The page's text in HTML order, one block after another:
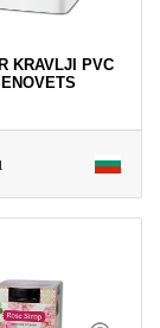
KRAVLJI PVC